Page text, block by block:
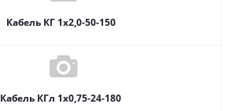
Кабель КГ 1х2,0-50-150
Кабель КГл 1х0,75-24-180